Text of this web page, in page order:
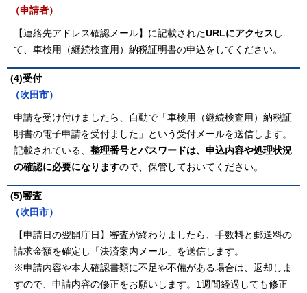
（申請者）
【連絡先アドレス確認メール】に記載されたURLにアクセス し
て、車検用（継続検査用）納税証明書の申込をしてください。
(4)受付
（吹田市）
申請を受け付けましたら、自動で「車検用（継続検査用）納税証
明書の電子申請を受付ました」という受付メールを送信します。
記載されている、 整理番号とパスワードは、申込内容や処理状況
の確認に必要になりますので、保管しておいてください。
(5)審査
（吹田市）
【申請日の翌開庁日】審査が終わりましたら、手数料と郵送料の
請求金額を確定し「決済案内メール」を送信します。
※申請内容や本人確認書類に不足や不備がある場合は、返却しま
すので、申請内容の修正をお願いします。1週間経過しても修正